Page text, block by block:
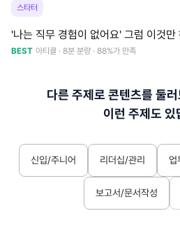
스타터
'나는 직무 경험이 없
BEST 아티클 · 8분 분량 · 88%가 만족
다른 주제로 콘텐츠를 둘
이런 주제도 있
신입/주니어 리더십/관리 업
보고서/문서작성